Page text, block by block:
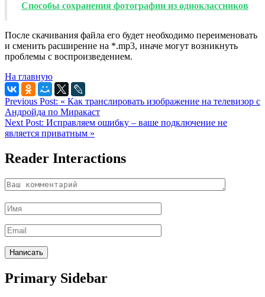
Способы сохранения фотографии из одноклассников
После скачивания файла его будет необходимо переименовать
и сменить расширение на *.mp3, иначе могут возникнуть
проблемы с воспроизведением.
На главную
Previous Post: « Как транслировать изображение на телевизор с
Андройда по Миракаст
Next Post: Исправляем ошибку – ваше подключение не
является приватным »
Reader Interactions
Primary Sidebar